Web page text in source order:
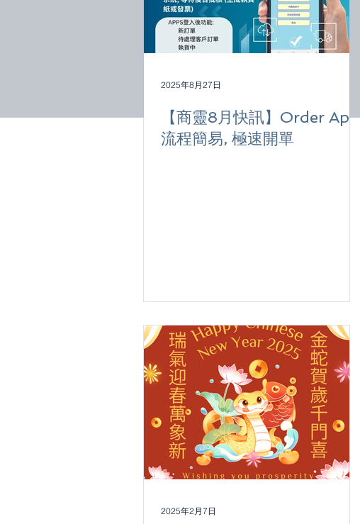
【商靈8月快訊】Order App
流程簡易, 極速開單
2025年8月27日
2025年2月7日